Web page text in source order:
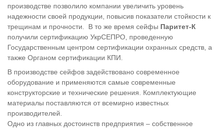
производстве позволило компании увеличить уровень
надежности своей продукции, повысив показатели стойкости к
трещинам и прочности. В то же время сейфы Паритет-К
получили сертификацию УкрСЕПРО, проведенную
Государственным центром сертификации охранных средств, а
также Органом сертификации КПИ.
В производстве сейфов задействовано современное
оборудование и применяются самые современные
конструкторские и технические решения. Комплектующие
материалы поставляются от всемирно известных
производителей.
Одно из главных достоинств предприятия – собственное